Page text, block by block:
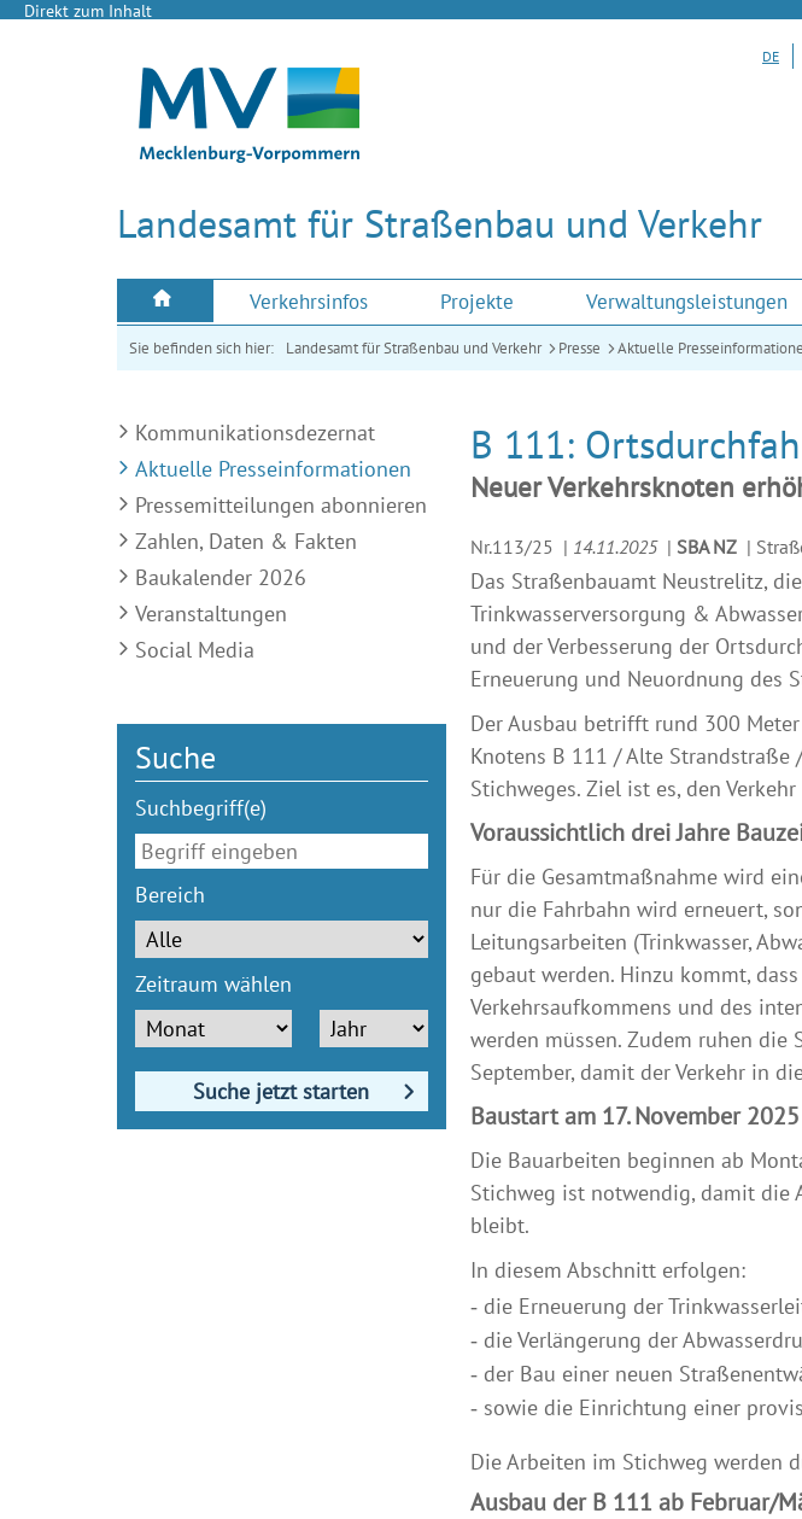
Direkt zum Inhalt
Landesamt für Straßenbau und Verkehr
DE
Verkehrsinfos Projekte Verwaltungsleistungen
Sie befinden sich hier: Landesamt für Straßenbau und Verkehr Presse Aktuelle
Kommunikationsdezernat
Aktuelle Presseinformationen
Pressemitteilungen abonnieren
Zahlen, Daten & Fakten
Baukalender 2026
Veranstaltungen
Social Media
Suche
Suchbegriff(e)
Bereich
Zeitraum wählen
Suche jetzt starten
B 111:
Neuer Verkehrsknoten
Nr.113/25 | 14.11.2025 | SBA NZ |
Das Straßenbauamt Neustrelitz,
Trinkwasserversorgung &
und der Verbesserung der
Erneuerung und Neuordnung des
Der Ausbau betrifft rund 300
Knotens B 111 / Alte
Stichweges. Ziel ist es, den
Voraussichtlich drei Jahre
Für die Gesamtmaßnahme wird
nur die Fahrbahn wird erneuert,
Leitungsarbeiten (Trinkwasser,
gebaut werden. Hinzu kommt,
Verkehrsaufkommens und des
werden müssen. Zudem ruhen
September, damit der Verkehr in
Baustart am 17. November
Die Bauarbeiten beginnen ab
Stichweg ist notwendig, damit die
bleibt.
In diesem Abschnitt erfolgen:
die Erneuerung der
die Verlängerung der
der Bau einer neuen
sowie die Einrichtung einer
Die Arbeiten im Stichweg werden
Ausbau der B 111 ab Februar/